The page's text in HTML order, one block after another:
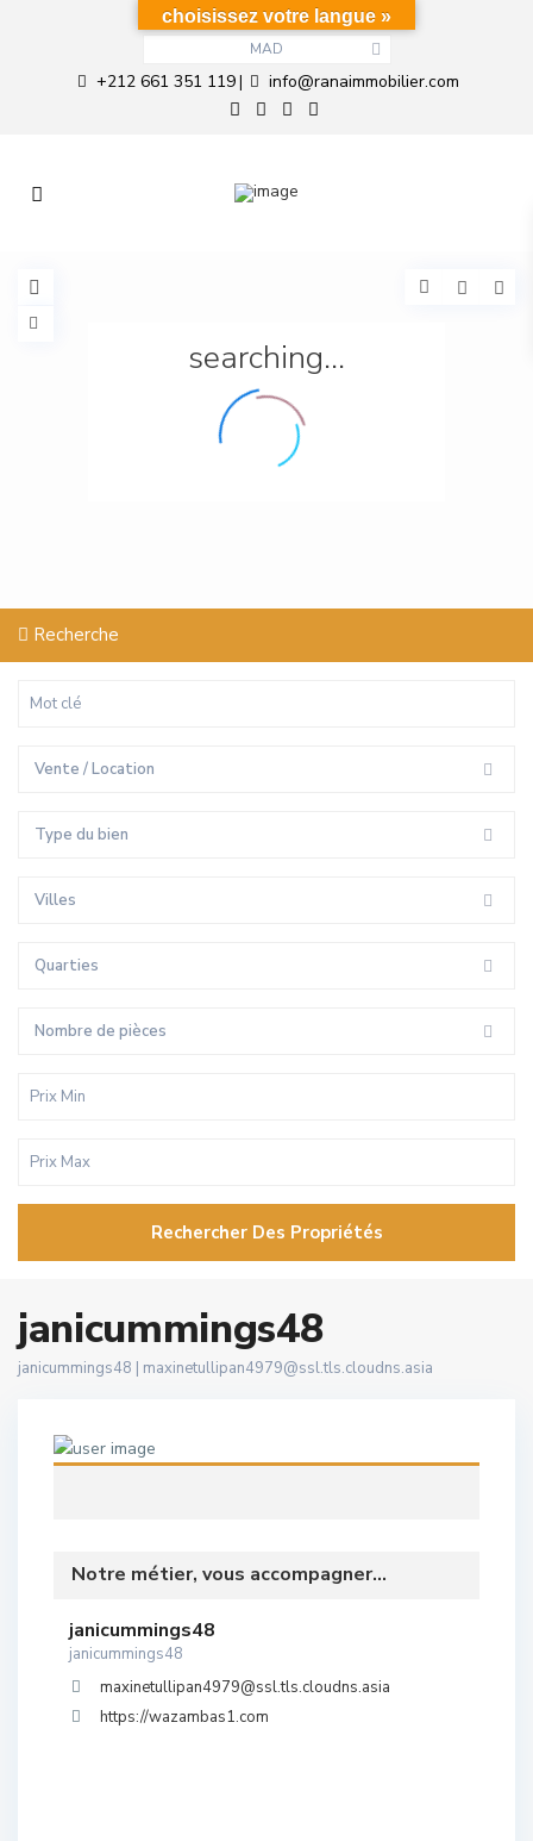
MAD
+212 661 351 119| info@ranaimmobilier.com
searching...
Recherche
Vente / Location
Type du bien
Villes
Quarties
Nombre de pièces
Rechercher Des Propriétés
janicummings48
janicummings48 | maxinetullipan4979@ssl.tls.cloudns.asia
Notre métier, vous accompagner...
janicummings48
janicummings48
maxinetullipan4979@ssl.tls.cloudns.asia
https://wazambas1.com
choisissez votre langue »